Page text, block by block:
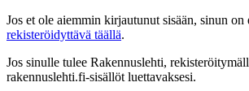
Jos et ole aiemmin kirjautunut sisään, sinun on
rekisteröidyttävä täällä.
Jos sinulle tulee Rakennuslehti,
rakennuslehti.fi-sisällöt luettavaksesi.